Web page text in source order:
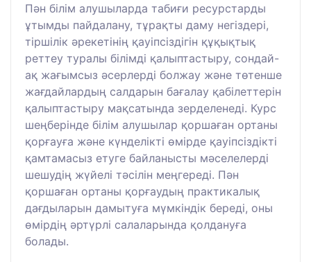
Пән білім алушыларда табиғи ресурстарды
ұтымды пайдалану, тұрақты даму негіздері,
тіршілік әрекетінің қауіпсіздігін құқықтық
реттеу туралы білімді қалыптастыру, сондай-
ақ жағымсыз әсерлерді болжау және төтенше
жағдайлардың салдарын бағалау қабілеттерін
қалыптастыру мақсатында зерделенеді. Курс
шеңберінде білім алушылар қоршаған ортаны
қорғауға және күнделікті өмірде қауіпсіздікті
қамтамасыз етуге байланысты мәселелерді
шешудің жүйелі тәсілін меңгереді. Пән
қоршаған ортаны қорғаудың практикалық
дағдыларын дамытуға мүмкіндік береді, оны
өмірдің әртүрлі салаларында қолдануға
болады.